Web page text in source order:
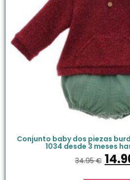
Conjunto baby dos piezas
1034 desde 3 meses
34.95€